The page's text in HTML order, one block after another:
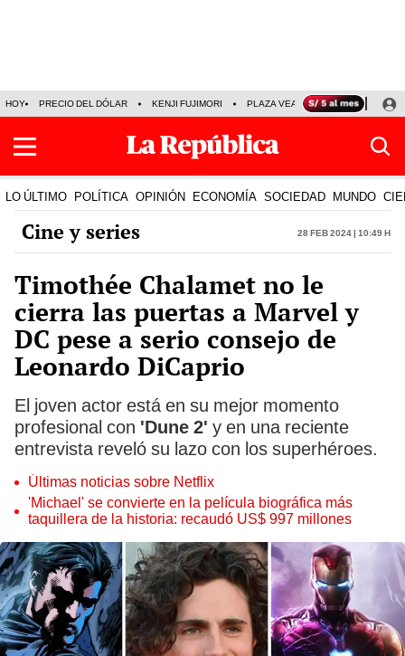
HOY PRECIO DEL DÓLAR KENJI FUJIMORI PLAZA VEA FERIADOS
LO ÚLTIMO POLÍTICA OPINIÓN ECONOMÍA SOCIEDAD MUNDO
Cine y series 28 Feb 2024 | 10:49 h
Timothée Chalamet no le
cierra las puertas a Marvel y
DC pese a serio consejo de
Leonardo DiCaprio
El joven actor está en su mejor momento
profesional con 'Dune 2' y en una reciente
entrevista reveló su lazo con los superhéroes.
Últimas noticias sobre Netflix
'Michael' se convierte en la película biográfica más
taquillera de la historia: recaudó US$ 997 millones